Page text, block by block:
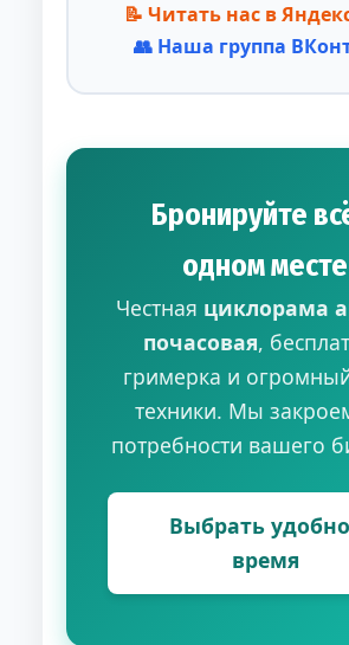
📝 Читать нас в
👥 Наша группа
Бронируйте
одном месте
Честная циклорама
почасовая,
гримерка и
техники. Мы
потребности вашего
Выбрать
время